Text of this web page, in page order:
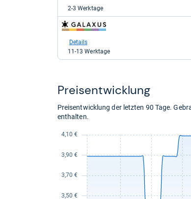
3,59
kaufen.
2-3 Werktage
zum
Shop:
galaxus
Details
11-13 Werktage
Preis­ent­wick­lung
Preisentwicklung der letzten 90 Tage.
enthalten.